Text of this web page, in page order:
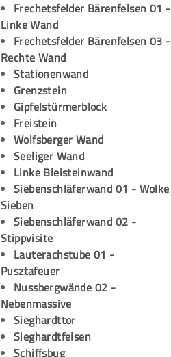
Frechetsfelder Bärenfelsen 01 -
Linke Wand
Frechetsfelder Bärenfelsen 03 -
Rechte Wand
Stationenwand
Grenzstein
Gipfelstürmerblock
Freistein
Wolfsberger Wand
Seeliger Wand
Linke Bleisteinwand
Siebenschläferwand 01 - Wolke
Sieben
Siebenschläferwand 02 -
Stippvisite
Lauterachstube 01 -
Pusztafeuer
Nussbergwände 02 -
Nebenmassive
Sieghardttor
Sieghardtfelsen
Schiffsbug